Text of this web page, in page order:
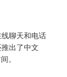
聊天和电话
出了中文
。